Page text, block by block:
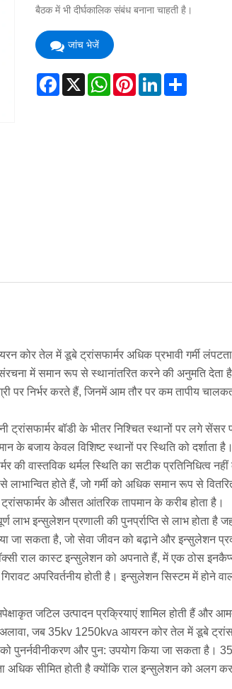
बैठक में भी दीर्घकालिक संबंध बनाना चाहती है।
जांच भेजें
Facebook
X WhatsAppPinterestLinkedInShare
कोर तेल में डूबे ट्रांसफार्मर अधिक प्रभावी गर्मी
में समान रूप से स्थानांतरित करने की अनुमति
पर निर्भर करते हैं, जिनमें आम तौर पर कम तापीय
बॉडी के भीतर निश्चित स्थानों पर लगे सेंसर
के बजाय केवल विशिष्ट स्थानों पर स्थिति को दर्शाता
की वास्तविक थर्मल स्थिति का सटीक प्रतिनिधित्व
होते हैं, जो गर्मी को अधिक समान रूप से
के औसत आंतरिक तापमान के करीब होता है।
इन्सुलेशन प्रणाली की पुनर्प्राप्ति से लाभ होता है
जा सकता है, जो सेवा जीवन को बढ़ाने और इन्सुलेशन
राल कास्ट इन्सुलेशन को अपनाते हैं, में एक ठोस
अपरिवर्तनीय होती है। इन्सुलेशन सिस्टम में होने
जटिल उत्पादन प्रक्रियाएं शामिल होती हैं और
जब 35kv 1250kva आयरन कोर तेल में डूबे
पुनर्नवीनीकरण और पुन: उपयोग किया जा सकता है।
अधिक सीमित होती है क्योंकि राल इन्सुलेशन को अलग